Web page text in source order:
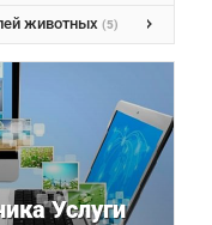
животных (5)
Услуги